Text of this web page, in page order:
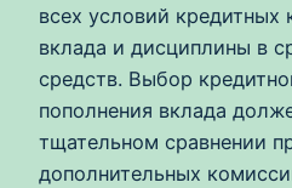
всех условий кредитных
вклада и дисциплины в
средств. Выбор
пополнения вклада
тщательном сравнении
дополнительных